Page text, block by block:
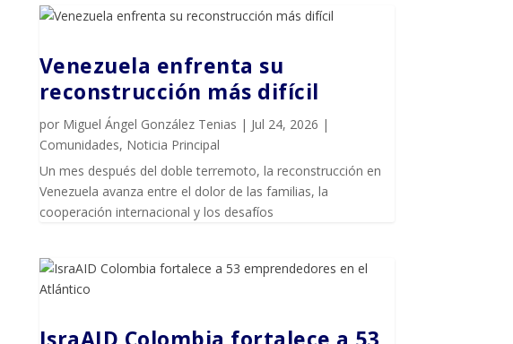
Venezuela enfrenta su
reconstrucción más difícil
por Miguel Ángel González Tenias | Jul 24, 2026 |
Comunidades, Noticia Principal
Un mes después del doble terremoto, la reconstrucción en
Venezuela avanza entre el dolor de las familias, la
cooperación internacional y los desafíos